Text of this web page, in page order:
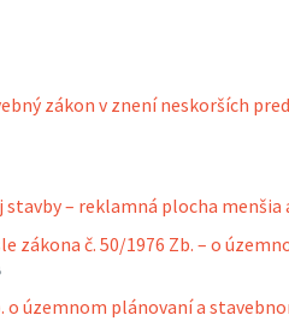
zákon v znení neskorších
– reklamná plocha menšia
zákona č. 50/1976 Zb. – o
o územnom plánovaní a